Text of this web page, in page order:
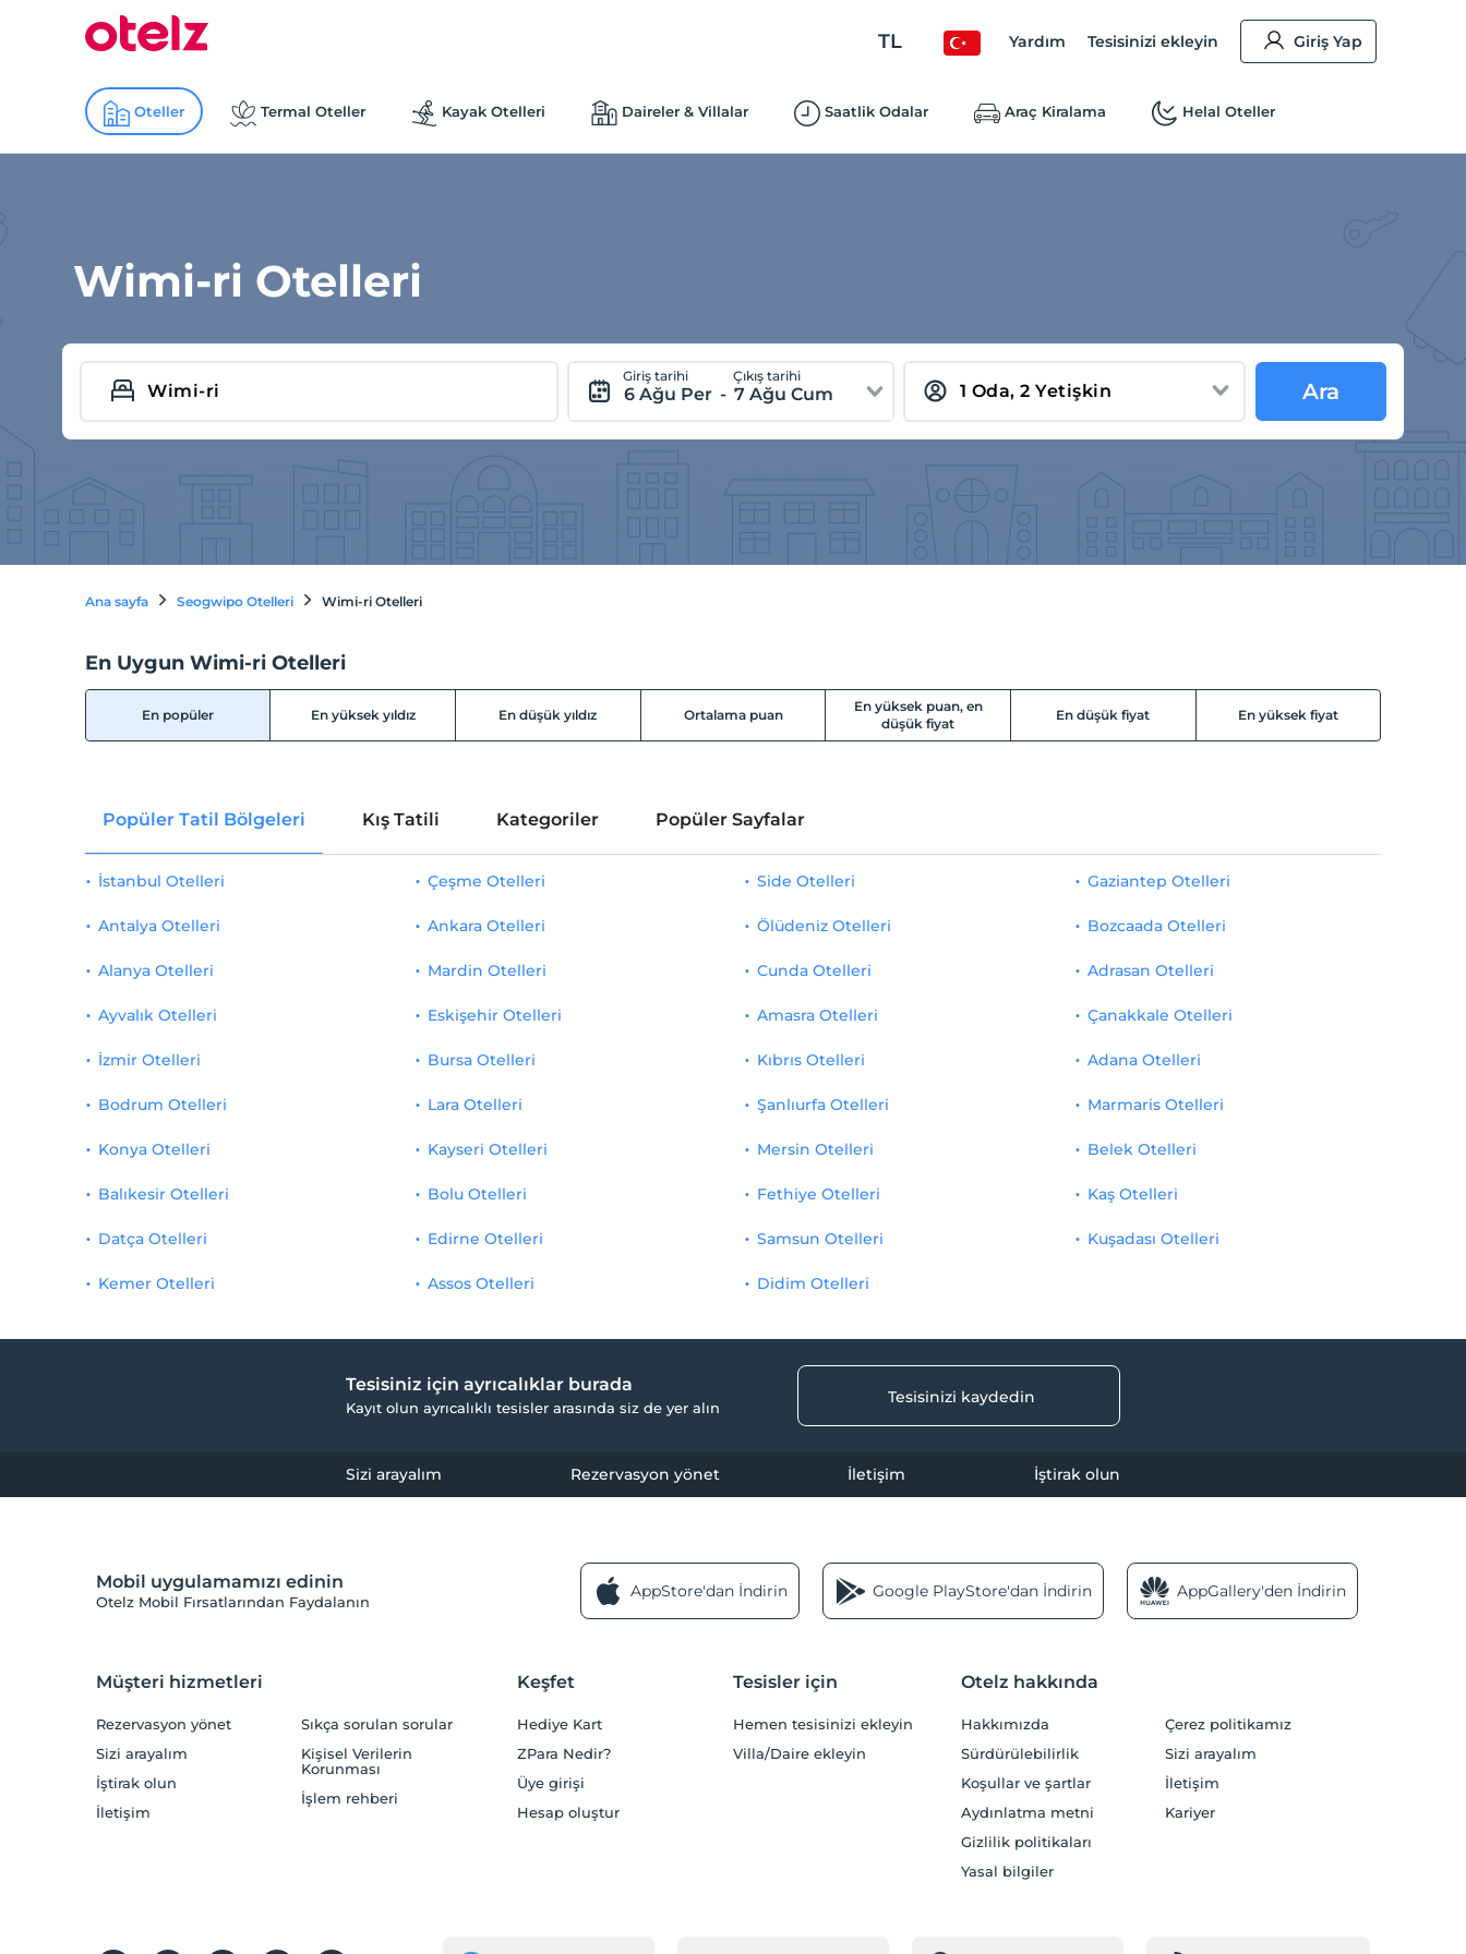
TL Yardım Tesisinizi ekleyin Giriş Yap
Oteller Termal Oteller Kayak Otelleri Daireler & Villalar Saatlik Odalar Araç Kiralama Helal Oteller
Wimi-ri Otelleri
Giriş tarihi
6 Ağu Per -
Çıkış tarihi
7 Ağu Cum Ara
Ana sayfa Seogwipo Otelleri Wimi-ri Otelleri
En Uygun Wimi-ri Otelleri
En popüler En yüksek yıldız En düşük yıldız Ortalama puan
En yüksek puan, en
düşük fiyat
En düşük fiyat En yüksek fiyat
Popüler Tatil Bölgeleri Kış Tatili Kategoriler Popüler Sayfalar
İstanbul Otelleri
Antalya Otelleri
Alanya Otelleri
Ayvalık Otelleri
İzmir Otelleri
Çeşme Otelleri
Ankara Otelleri
Mardin Otelleri
Eskişehir Otelleri
Bursa Otelleri
Side Otelleri
Ölüdeniz Otelleri
Cunda Otelleri
Amasra Otelleri
Kıbrıs Otelleri
Gaziantep Otelleri
Bozcaada Otelleri
Adrasan Otelleri
Çanakkale Otelleri
Adana Otelleri
Bodrum Otelleri
Konya Otelleri
Balıkesir Otelleri
Datça Otelleri
Kemer Otelleri
Lara Otelleri
Kayseri Otelleri
Bolu Otelleri
Edirne Otelleri
Assos Otelleri
Şanlıurfa Otelleri
Mersin Otelleri
Fethiye Otelleri
Samsun Otelleri
Didim Otelleri
Marmaris Otelleri
Belek Otelleri
Kaş Otelleri
Kuşadası Otelleri
Tesisiniz için ayrıcalıklar burada
Kayıt olun ayrıcalıklı tesisler arasında siz de yer alın
Tesisinizi kaydedin
Sizi arayalım Rezervasyon yönet İletişim İştirak olun
Mobil uygulamamızı edinin
Otelz Mobil Fırsatlarından Faydalanın
AppStore'dan İndirin Google PlayStore'dan İndirin AppGallery'den İndirin
Müşteri hizmetleri
Rezervasyon yönet
Sizi arayalım
İştirak olun
İletişim
Sıkça sorulan sorular
Kişisel Verilerin
Korunması
İşlem rehberi
Keşfet
Hediye Kart
ZPara Nedir?
Üye girişi
Hesap oluştur
Tesisler için
Hemen tesisinizi ekleyin
Villa/Daire ekleyin
Otelz hakkında
Hakkımızda
Sürdürülebilirlik
Koşullar ve şartlar
Aydınlatma metni
Gizlilik politikaları
Yasal bilgiler
Çerez politikamız
Sizi arayalım
İletişim
Kariyer